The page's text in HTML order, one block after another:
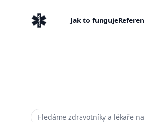
EventMedic.czJak to funguje
Hledáme zdravotníky a lékaře